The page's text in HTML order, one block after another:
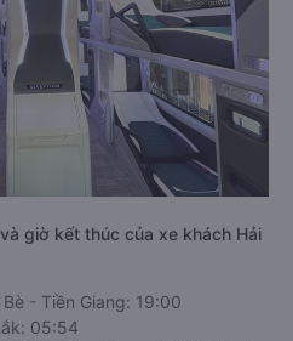
giờ kết thúc của xe khách Hải
- Tiền Giang: 19:00
05:54